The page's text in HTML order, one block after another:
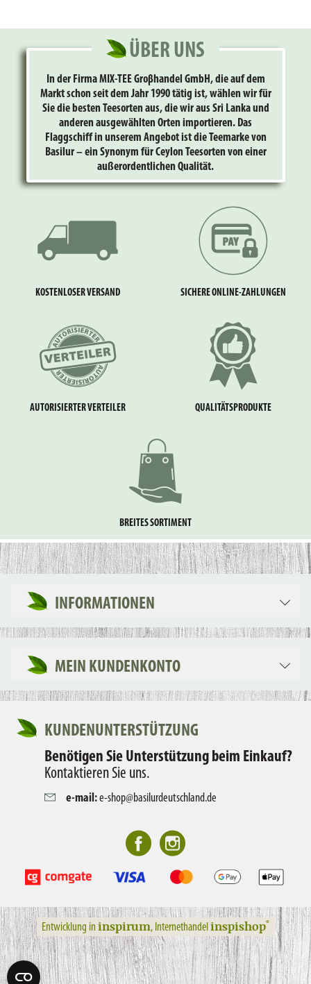
ÜBER UNS
In der Firma MIX-TEE Groβhandel GmbH, die auf dem
Markt schon seit dem Jahr 1990 tätig ist, wählen wir für
Sie die besten Teesorten aus, die wir aus Sri Lanka und
anderen ausgewählten Orten importieren. Das
Flaggschiff in unserem Angebot ist die Teemarke von
Basilur – ein Synonym für Ceylon Teesorten von einer
außerordentlichen Qualität.
KOSTENLOSER VERSAND SICHERE ONLINE-ZAHLUNGEN
AUTORISIERTER VERTEILER QUALITÄTSPRODUKTE
BREITES SORTIMENT
INFORMATIONEN
MEIN KUNDENKONTO
KUNDENUNTERSTÜTZUNG
Benötigen Sie Unterstützung beim Einkauf?
Kontaktieren Sie uns.
e-mail:e-shop@basilurdeutschland.de
Entwicklung in inspirum, Internethandel inspishop®